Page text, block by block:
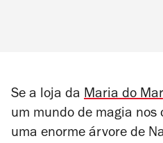
Se a loja da Maria do Mar
um mundo de magia nos
uma enorme árvore de